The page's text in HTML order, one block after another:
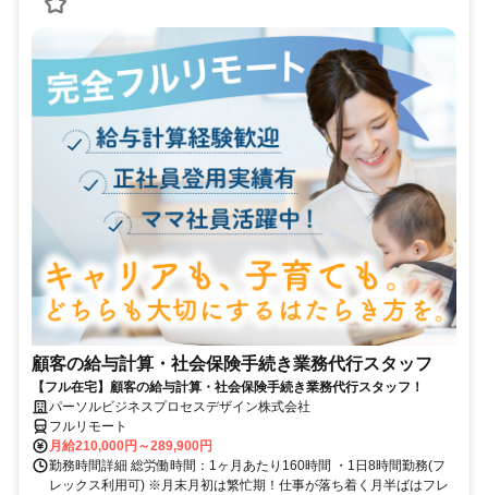
顧客の給与計算・社会保険手続き業務代行スタッフ
【フル在宅】顧客の給与計算・社会保険手続き業務代行スタッフ！
パーソルビジネスプロセスデザイン株式会社
フルリモート
月給210,000円～289,900円
勤務時間詳細 総労働時間：1ヶ月あたり160時間 ・1日8時間勤務(フ
レックス利用可) ※月末月初は繁忙期！仕事が落ち着く月半ばはフレ